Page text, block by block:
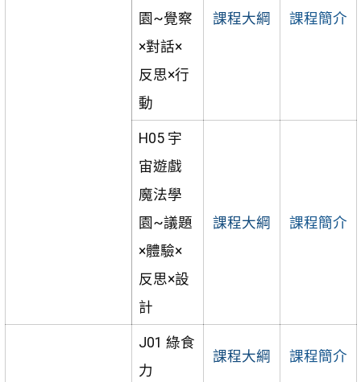
園~覺察
×對話×
反思×行
動
課程大綱 課程簡介
H05 宇
宙遊戲
魔法學
園~議題
×體驗×
反思×設
計
課程大綱 課程簡介
J01 綠食
力
課程大綱 課程簡介